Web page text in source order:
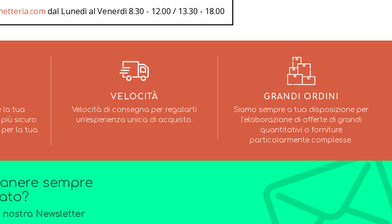
dal Lunedì al Venerdì 8.30 - 12.00 / 13.30 - 18.00
la tua
sicuro
per la tua
VELOCITÀ
Velocità di consegna per regalarti
un'esperienza unica di acquisto.
GRANDI ORDINI
Siamo sempre a tua disposizione per
l’elaborazione di offerte di grandi
quantitativi o forniture
particolarmente complesse.
sempre
Newsletter